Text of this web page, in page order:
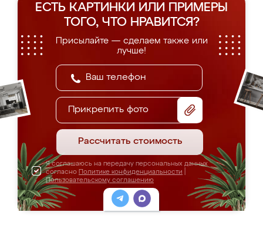
ЕСТЬ КАРТИНКИ ИЛИ ПРИМЕРЫ
ТОГО, ЧТО НРАВИТСЯ?
Присылайте — сделаем также или
лучше!
Прикрепить фото
Рассчитать стоимость
Я соглашаюсь на передачу персональных данных
согласно Политике конфиденциальности
Пользовательскому соглашению